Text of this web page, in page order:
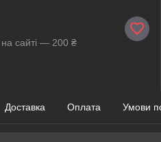
сайті — 200 ₴
Доставка Оплата Умови